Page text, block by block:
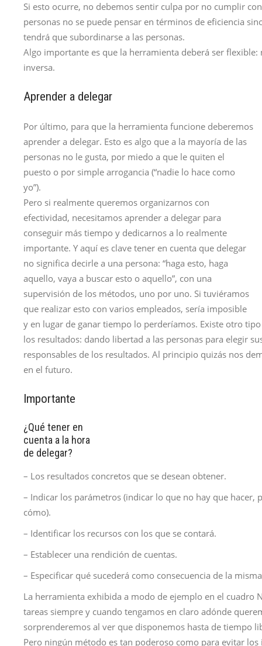
Si esto ocurre, no debemos sentir culpa por no cumplir
personas no se puede pensar en términos de eficiencia
tendrá que subordinarse a las personas.
Algo importante es que la herramienta deberá ser
inversa.
Aprender a delegar
Por último, para que la herramienta funcione deberemos
aprender a delegar. Esto es algo que a la mayoría de las
personas no le gusta, por miedo a que le quiten el
puesto o por simple arrogancia (“nadie lo hace como
yo”).
Pero si realmente queremos organizarnos con
efectividad, necesitamos aprender a delegar para
conseguir más tiempo y dedicarnos a lo realmente
importante. Y aquí es clave tener en cuenta que delegar
no significa decirle a una persona: “haga esto, haga
aquello, vaya a buscar esto o aquello”, con una
supervisión de los métodos, uno por uno. Si tuviéramos
que realizar esto con varios empleados, sería imposible
y en lugar de ganar tiempo lo perderíamos. Existe otro
los resultados: dando libertad a las personas para elegir
responsables de los resultados. Al principio quizás nos
en el futuro.
Importante
¿Qué tener en
cuenta a la hora
de delegar?
– Los resultados concretos que se desean obtener.
– Indicar los parámetros (indicar lo que no hay que hacer,
cómo).
– Identificar los recursos con los que se contará.
– Establecer una rendición de cuentas.
– Especificar qué sucederá como consecuencia de la
La herramienta exhibida a modo de ejemplo en el cuadro
tareas siempre y cuando tengamos en claro adónde
sorprenderemos al ver que disponemos hasta de tiempo
Pero ningún método es tan poderoso como para evitar